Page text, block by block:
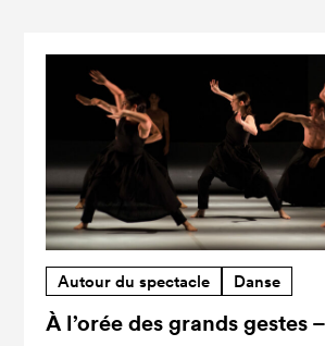
Autour du spectacle Danse
À l’orée des grands gestes